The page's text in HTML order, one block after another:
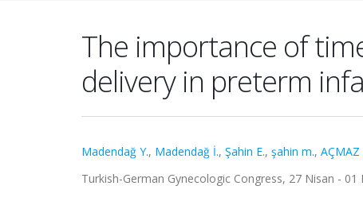
The importance of
delivery in preterm
Madendağ Y., Madendağ İ., Şahin E., şahin m., AÇMAZ
Turkish-German Gynecologic Congress, 27 Nisan - 01